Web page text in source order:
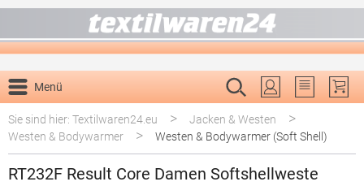
Menü
Du hast 0
Sie sind hier: Textilwaren24.eu
> Jacken & Westen >
Westen & Bodywarmer > Westen & Bodywarmer (Soft Shell)
RT232F Result Core Damen Softshellweste